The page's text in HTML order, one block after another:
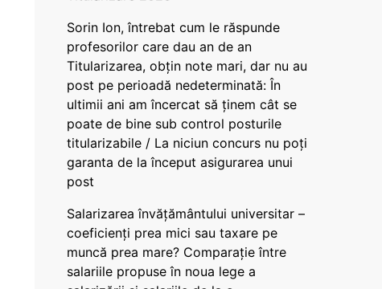
Sorin Ion, întrebat cum le răspunde
profesorilor care dau an de an
Titularizarea, obțin note mari, dar nu au
post pe perioadă nedeterminată: În
ultimii ani am încercat să ținem cât se
poate de bine sub control posturile
titularizabile / La niciun concurs nu poți
garanta de la început asigurarea unui
post
Salarizarea învățământului universitar –
coeficienți prea mici sau taxare pe
muncă prea mare? Comparație între
salariile propuse în noua lege a